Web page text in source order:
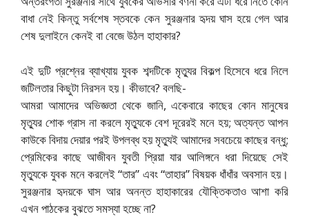
বাধা নেই কিন্তু সর্বশেষ স্তবকে কেন সুরঞ্জনার হৃদয় ঘাস হয়ে গেল আর
শেষ দুলাইনে কেনই বা বেজে উঠল হাহাকার?
এই দুটি প্রশ্নের ব্যাখ্যায় যুবক শব্দটিকে মৃত্যুর বিকল্প হিসেবে ধরে নিলে
জটিলতার কিছুটা নিরসন হয়। কীভাবে? বলছি-
আমরা আমাদের অভিজ্ঞতা থেকে জানি, একেবারে কাছের কোন মানুষের
মৃত্যুর শোক গ্রাস না করলে মৃত্যুকে বেশ দূরেরই মনে হয়; অত্যন্ত আপন
কাউকে বিদায় দেয়ার পরই উপলব্ধ হয় মৃত্যুই আমাদের সবচেয়ে কাছের বন্ধু;
প্রেমিকের কাছে আজীবন যুবতী প্রিয়া যার আলিঙ্গনে ধরা দিয়েছে সেই
মৃত্যুকে যুবক মনে করলেই “তার” এবং “তাহার” বিষয়ক ধাঁধাঁর অবসান হয়।
সুরঞ্জনার হৃদয়কে ঘাস আর অনন্ত হাহাকারের যৌক্তিকতাও আশা করি
এখন পাঠকের বুঝতে সমস্যা হচ্ছে না?